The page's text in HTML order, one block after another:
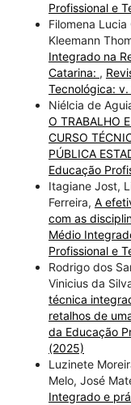
Profissional e
Filomena
Kleemann
Integrado na
Catarina: ,
Tecnológica:
Niélcia de
O TRABALHO
CURSO
PÚBLICA
Educação
Itagiane Jost,
Ferreira, A
com as
Médio
Profissional e
Rodrigo dos
Vinicius da
técnica
retalhos de
da Educação
(2025)
Luzinete
Melo, José
Integrado e